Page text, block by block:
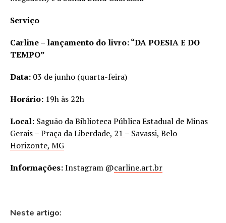
Serviço
Carline – lançamento do livro: “DA POESIA E DO
TEMPO”
Data: 03 de junho (quarta-feira)
Horário: 19h às 22h
Local: Saguão da Biblioteca Pública Estadual de Minas
Gerais –Praça da Liberdade, 21 – Savassi, Belo
Horizonte, MG
Informações:Instagram @carline.art.br
Neste artigo: